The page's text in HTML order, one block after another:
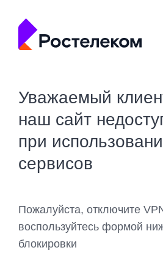
Уважаемый
наш сайт
при
сервисов
Пожалуйста, отключите
воспользуйтесь формой
блокировки